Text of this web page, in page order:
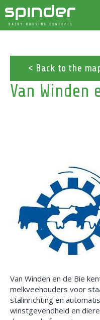
< Back to the
Van Winden
Van Winden en de Bie
melkveehouders voor
stalinrichting en
winstgevendheid en